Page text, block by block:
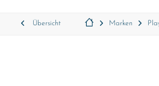
Übersicht Marken